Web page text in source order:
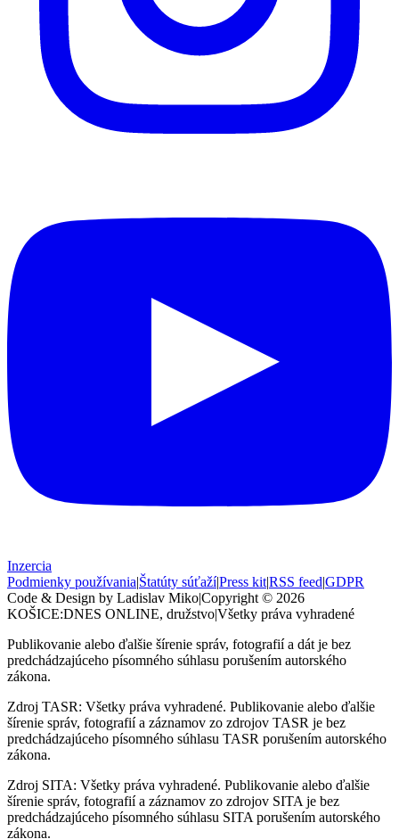
Inzercia
Podmienky používania|Štatúty súťaží|Press kit|RSS feed|GDPR
Code & Design by Ladislav Miko|Copyright © 2026
KOŠICE:DNES ONLINE, družstvo|Všetky práva vyhradené
Publikovanie alebo ďalšie šírenie správ, fotografií a dát je bez
predchádzajúceho písomného súhlasu porušením autorského
zákona.
Zdroj TASR: Všetky práva vyhradené. Publikovanie alebo ďalšie
šírenie správ, fotografií a záznamov zo zdrojov TASR je bez
predchádzajúceho písomného súhlasu TASR porušením autorského
zákona.
Zdroj SITA: Všetky práva vyhradené. Publikovanie alebo ďalšie
šírenie správ, fotografií a záznamov zo zdrojov SITA je bez
predchádzajúceho písomného súhlasu SITA porušením autorského
zákona.